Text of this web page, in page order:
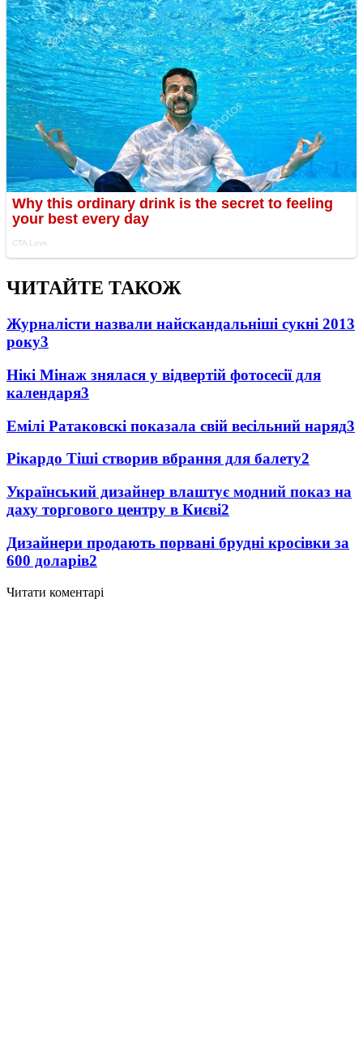
ЧИТАЙТЕ ТАКОЖ
Журналісти назвали найскандальніші сукні 2013
року3
Нікі Мінаж знялася у відвертій фотосесії для
календаря3
Емілі Ратаковскі показала свій весільний наряд3
Рікардо Тіші створив вбрання для балету2
Український дизайнер влаштує модний показ на
даху торгового центру в Києві2
Дизайнери продають порвані брудні кросівки за
600 доларів2
Читати коментарі